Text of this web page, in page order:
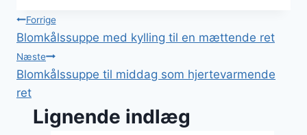
Indlægsnavigation
Forrige
Blomkålssuppe med kylling til en mættende ret
Næste
Blomkålssuppe til middag som hjertevarmende
ret
Lignende indlæg